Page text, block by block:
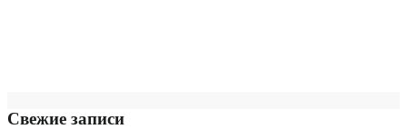
Свежие записи